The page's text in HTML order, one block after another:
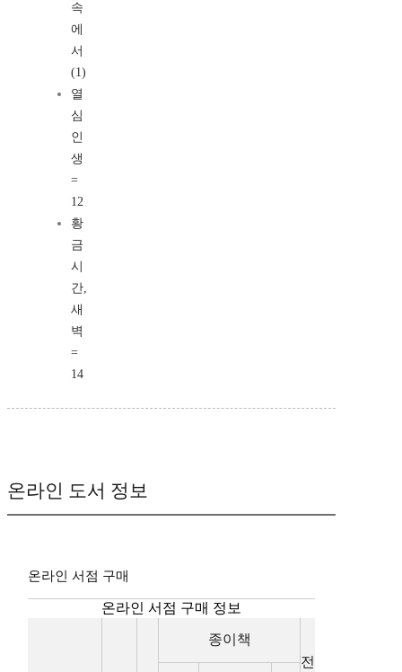
속
에
서
(1)
열
심
인
생
=
12
황
금
시
간,
새
벽
=
14
온라인 도서 정보
온라인 서점 구매
온라인 서점 구매 정보
종이책
전